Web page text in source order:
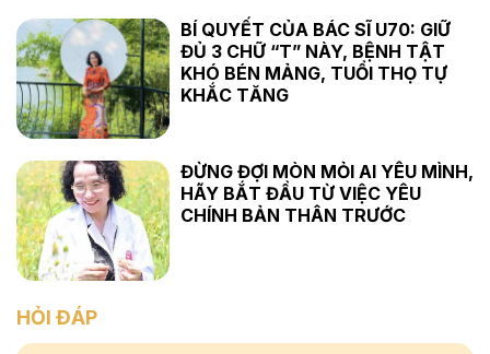
BÍ QUYẾT CỦA BÁC SĨ U70: GIỮ
ĐỦ 3 CHỮ “T” NÀY, BỆNH TẬT
KHÓ BÉN MẢNG, TUỔI THỌ TỰ
KHẮC TĂNG
ĐỪNG ĐỢI MÒN MỎI AI YÊU MÌNH,
HÃY BẮT ĐẦU TỪ VIỆC YÊU
CHÍNH BẢN THÂN TRƯỚC
HỎI ĐÁP